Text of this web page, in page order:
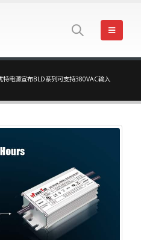
特电源宣布BLD系列可支持380VAC输入